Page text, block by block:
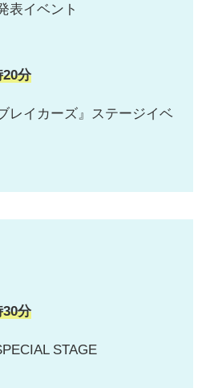
表イベント
20分
レイカーズ』ステージイベ
30分
STAGE